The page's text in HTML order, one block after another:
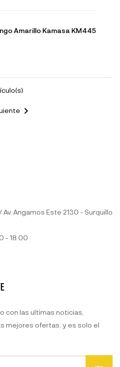
Amarillo Kamasa KM445

Av. Angamos Este 2130 - Surquillo
- 18.00
con las ultimas noticias,
mejores ofertas. y es solo el